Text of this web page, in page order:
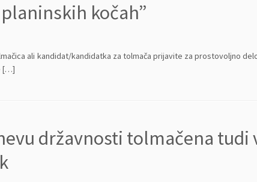
kočah”
ali kandidat/kandidatka za tolmača prijavite za prostovoljno delo
[…]
državnosti tolmačena tudi